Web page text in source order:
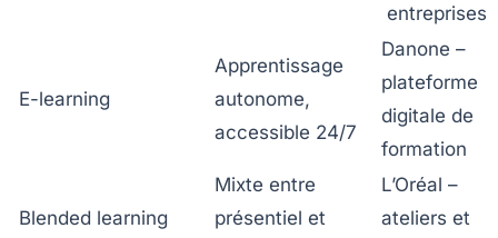
entreprises
E-learning
Apprentissage
autonome,
accessible 24/7
Danone –
plateforme
digitale de
formation
Blended learning
Mixte entre
présentiel et
L’Oréal –
ateliers et